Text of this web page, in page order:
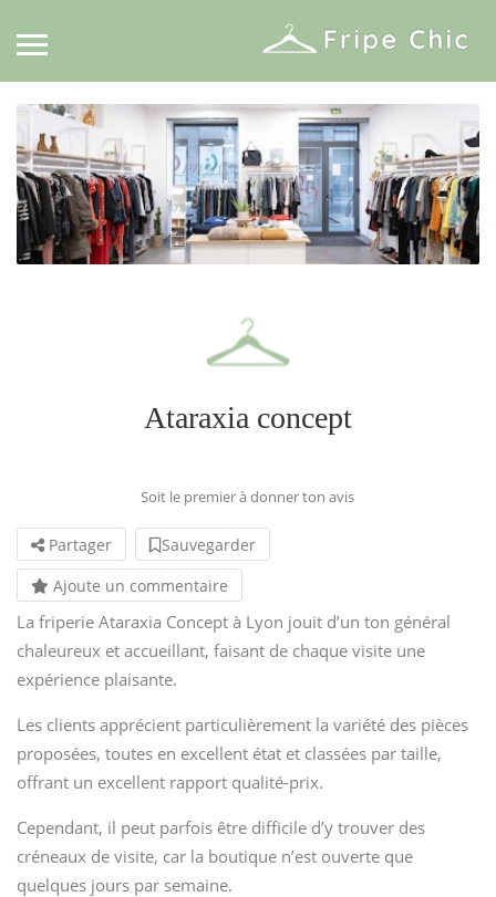
Ataraxia concept
Soit le premier à donner ton avis
Partager
Sauvegarder
Ajoute un commentaire
La friperie Ataraxia Concept à Lyon jouit d’un ton général
chaleureux et accueillant, faisant de chaque visite une
expérience plaisante.
Les clients apprécient particulièrement la variété des pièces
proposées, toutes en excellent état et classées par taille,
offrant un excellent rapport qualité-prix.
Cependant, il peut parfois être difficile d’y trouver des
créneaux de visite, car la boutique n’est ouverte que
quelques jours par semaine.